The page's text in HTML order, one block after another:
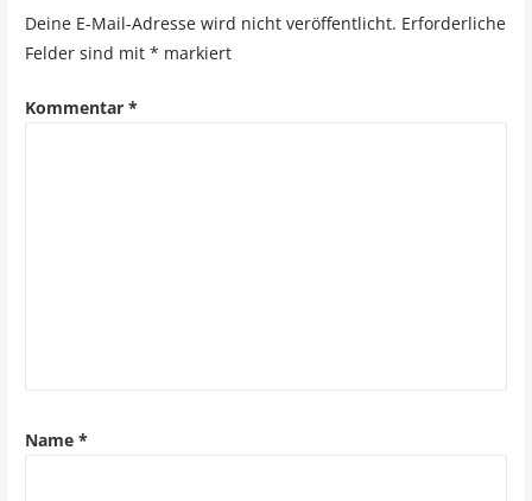
a
a
Deine E-Mail-Adresse wird nicht veröffentlicht. Erforderliche
Felder sind mit * markiert
Kommentar *
Name *